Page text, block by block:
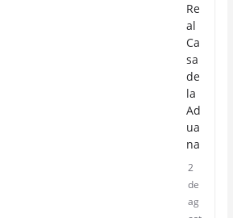
Re
al
Ca
sa
de
la
Ad
ua
na
2
de
ag